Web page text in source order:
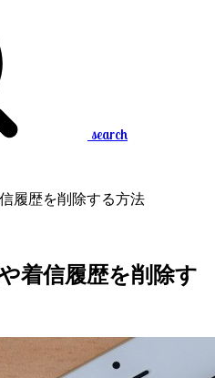
search
履歴を削除する方法
着信履歴を削除す